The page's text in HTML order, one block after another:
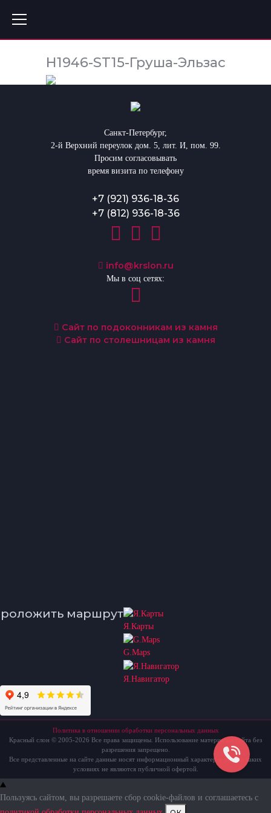
H1946-ST15-Груша-Эльзас
Санкт-Петербург,
2-й Верхний переулок дом. 5, лит. И, пом. 99.
Просим согласовывать
время визита по телефону
+7 (921) 936-18-36
+7 (812) 936-18-36
info@krslon.ru
Мы в соц сетях:
Сайт по подоконникам из камня
Сайт по столешницам из камня
маршрут
Я.Карты
G.Maps
Я.Навигатор
Политика в отношении обработки персональных данных
Красный слон © 2005-2026 Все права защищены. Использование материалов сайта без
разрешения запрещено.
Все представленные на сайте данные носят информационный характер и ни при каких
условиях не являются публичной офертой.
Пользуясь сайтом, вы разрешаете сбор cookie-файлов и соглашаетесь с